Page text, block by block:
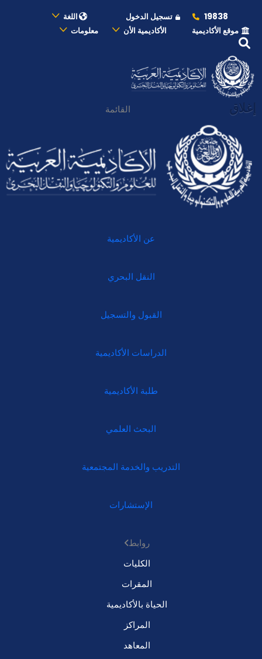
19838 تسجيل الدخول
اللغة
موقع الأكاديمية
الأكاديمية الأن معلومات
إغلاق القائمة
عن الأكاديمية
النقل البحري
القبول والتسجيل
الدراسات الأكاديمية
طلبة الأكاديمية
البحث العلمي
التدريب والخدمة المجتمعية
الإستشارات
روابط
الكليات
المقرات
الحياة بالأكاديمية
المراكز
المعاهد